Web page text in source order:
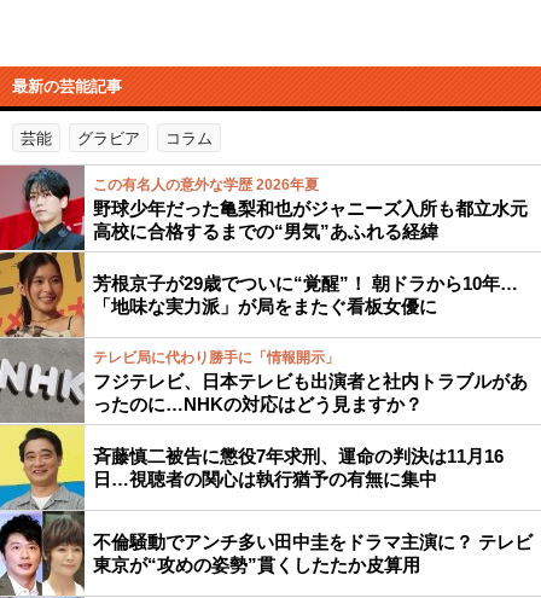
最新の芸能記事
芸能 グラビア コラム
この有名人の意外な学歴 2026年夏
野球少年だった亀梨和也がジャニーズ入所も都立水元
高校に合格するまでの“男気”あふれる経緯
芳根京子が29歳でついに“覚醒”！ 朝ドラから10年…
「地味な実力派」が局をまたぐ看板女優に
テレビ局に代わり勝手に「情報開示」
フジテレビ、日本テレビも出演者と社内トラブルがあ
ったのに…NHKの対応はどう見ますか？
斉藤慎二被告に懲役7年求刑、運命の判決は11月16
日…視聴者の関心は執行猶予の有無に集中
不倫騒動でアンチ多い田中圭をドラマ主演に？ テレビ
東京が“攻めの姿勢”貫くしたたか皮算用